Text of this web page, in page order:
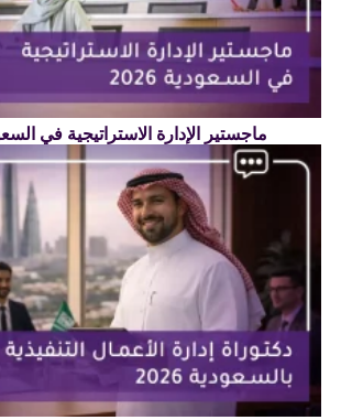
ماجستير الإدارة الاستراتيجية في